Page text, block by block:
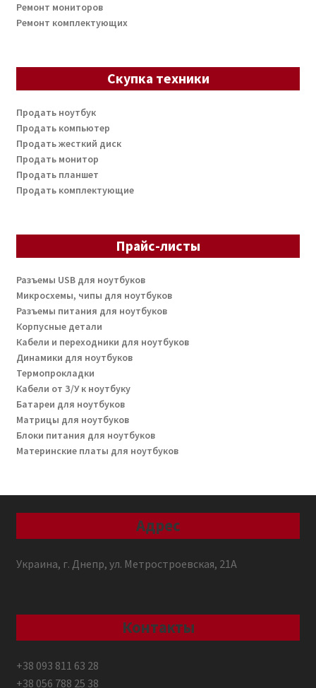
Ремонт мониторов
Ремонт комплектующих
Скупка техники
Продать ноутбук
Продать компьютер
Продать жесткий диск
Продать монитор
Продать планшет
Продать комплектующие
Прайс-листы
Разъемы USB для ноутбуков
Микросхемы, чипы для ноутбуков
Разъемы питания для ноутбуков
Корпусные детали
Кабели и переходники для ноутбуков
Динамики для ноутбуков
Термопрокладки
Кабели от З/У к ноутбуку
Батареи для ноутбуков
Матрицы для ноутбуков
Блоки питания для ноутбуков
Материнские платы для ноутбуков
Адрес
Украина, г. Днепр, ул. Метростроевская, 21А
Контакты
+38 093 811 63 28
+38 056 788 25 38